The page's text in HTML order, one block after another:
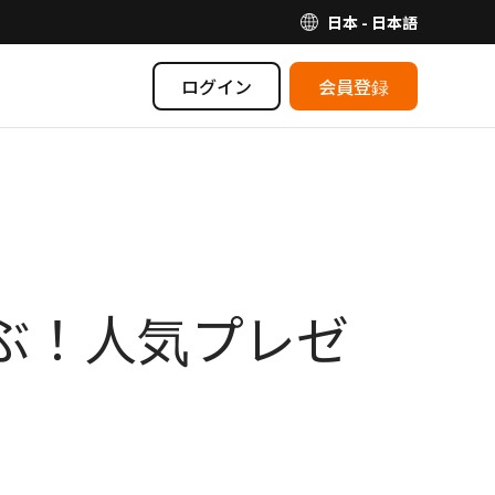
日本 - 日本語
ログイン 会員登録
！人気プレゼ